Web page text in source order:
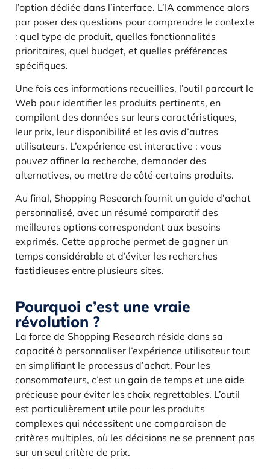
l’option dédiée dans l’interface. L’IA commence alors
par poser des questions pour comprendre le contexte
: quel type de produit, quelles fonctionnalités
prioritaires, quel budget, et quelles préférences
spécifiques.
Une fois ces informations recueillies, l’outil parcourt le
Web pour identifier les produits pertinents, en
compilant des données sur leurs caractéristiques,
leur prix, leur disponibilité et les avis d’autres
utilisateurs. L’expérience est interactive : vous
pouvez affiner la recherche, demander des
alternatives, ou mettre de côté certains produits.
Au final, Shopping Research fournit un guide d’achat
personnalisé, avec un résumé comparatif des
meilleures options correspondant aux besoins
exprimés. Cette approche permet de gagner un
temps considérable et d’éviter les recherches
fastidieuses entre plusieurs sites.
Pourquoi c’est une vraie
révolution ?
La force de Shopping Research réside dans sa
capacité à personnaliser l’expérience utilisateur tout
en simplifiant le processus d’achat. Pour les
consommateurs, c’est un gain de temps et une aide
précieuse pour éviter les choix regrettables. L’outil
est particulièrement utile pour les produits
complexes qui nécessitent une comparaison de
critères multiples, où les décisions ne se prennent pas
sur un seul critère de prix.